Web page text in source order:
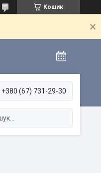
Кошик
+380 (67) 731-29-30